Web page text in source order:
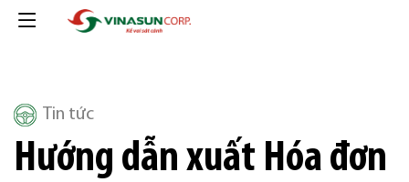
Tin tức
Hướng dẫn xuất Hóa đơn